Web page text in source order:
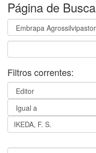
Página de Busca
Filtros correntes: